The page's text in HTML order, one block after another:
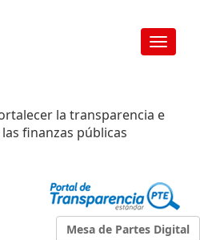
Toggle
la transparencia e
finanzas públicas
Mesa de Partes Digital